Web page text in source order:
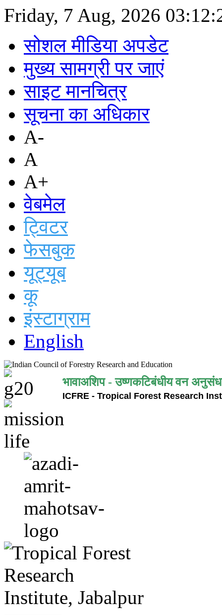
Friday, 7 Aug, 2026
सोशल मीडिया अपडेट
मुख्य सामग्री पर जाएं
साइट मानचित्र
सूचना का अधिकार
A-
A
A+
वेबमेल
ट्विटर
फेसबुक
यूट्यूब
कू
इंस्टाग्राम
English
भावाअशिप - उष्णकटिबंधीय वन
ICFRE - Tropical Forest Research